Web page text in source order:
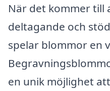
När det kommer till
deltagande och
spelar blommor en
en unik möjlighet